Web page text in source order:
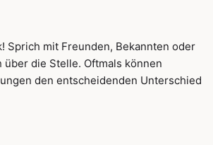
Sprich mit Freunden, Bekannten oder
über die Stelle. Oftmals können
den entscheidenden Unterschied